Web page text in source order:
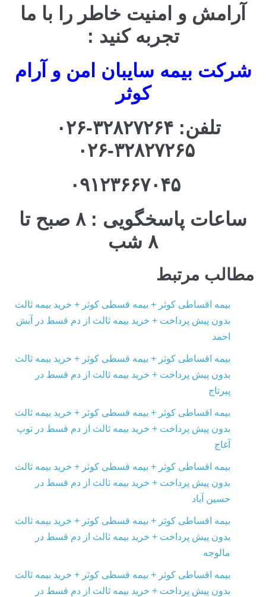
آرامش و امنیت خاطر را با ما
تجربه کنید :
شرکت بیمه سایبان امن و آرام
کوثر
۳۲۸۲۷۲۶۵-۰۲۶
ساعات پاسخگویی : ۸ صبح تا
۸ شب
مطالب مرتبط
بیمه اقساطی کوثر + بیمه قسطی کوثر + خرید بیمه ثالث
بدون پیش پرداخت + خرید بیمه ثالث از دم قسط در آبش‌
احمد
بیمه اقساطی کوثر + بیمه قسطی کوثر + خرید بیمه ثالث
بدون پیش پرداخت + خرید بیمه ثالث از دم قسط در
پیرتاج
بیمه اقساطی کوثر + بیمه قسطی کوثر + خرید بیمه ثالث
بدون پیش پرداخت + خرید بیمه ثالث از دم قسط در توپ‌
آغاج
بیمه اقساطی کوثر + بیمه قسطی کوثر + خرید بیمه ثالث
بدون پیش پرداخت + خرید بیمه ثالث از دم قسط در
حسین‌ آباد
بیمه اقساطی کوثر + بیمه قسطی کوثر + خرید بیمه ثالث
بدون پیش پرداخت + خرید بیمه ثالث از دم قسط در
مالوجه
بیمه اقساطی کوثر + بیمه قسطی کوثر + خرید بیمه ثالث
بدون پیش پرداخت + خرید بیمه ثالث از دم قسط در